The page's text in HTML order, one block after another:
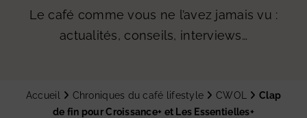
À propos
Le café comme vous ne l’avez jamais vu :
actualités, conseils, interviews…
Accueil Chroniques du café lifestyle CWOL
Clap
de fin pour Croissance+ et Les Essentielles+